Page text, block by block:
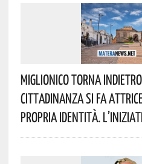
Miglionico Torna
Cittadinanza Si Fa
Propria Identità.